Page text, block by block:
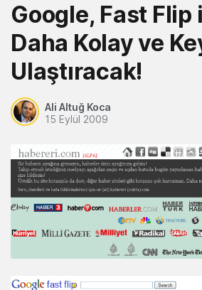
Google, Fast Flip
Daha Kolay ve
Ulaştıracak!
Ali Altuğ Koca
15 Eylül 2009